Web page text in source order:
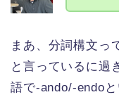
まあ、分詞構文っ
と言っているに過
語で-ando/-endo